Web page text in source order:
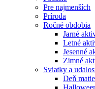
Pre najmenších
Príroda
Ročné obdobia
Jarné
Letné
Jesenné
Zimné
Sviatky a
Deň